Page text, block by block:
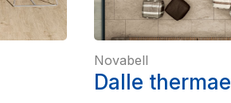
Novabell
Dalle thermae